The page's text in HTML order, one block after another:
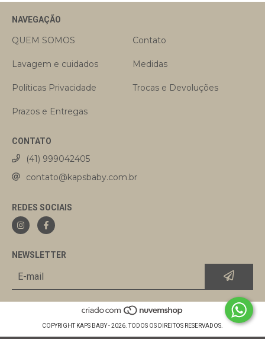
NAVEGAÇÃO
QUEM SOMOS Contato
Lavagem e cuidados Medidas
Políticas Privacidade Trocas e Devoluções
Prazos e Entregas
CONTATO
(41) 999042405
contato@kapsbaby.com.br
REDES SOCIAIS
NEWSLETTER
COPYRIGHT KAPS BABY - 2026. TODOS OS DIREITOS RESERVADOS.